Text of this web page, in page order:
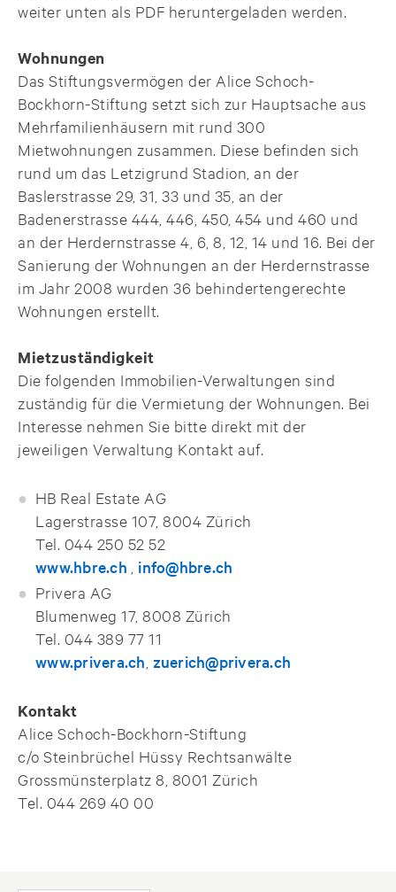
weiter unten als PDF heruntergeladen werden.
Wohnungen
Das Stiftungsvermögen der Alice Schoch-
Bockhorn-Stiftung setzt sich zur Hauptsache aus
Mehrfamilienhäusern mit rund 300
Mietwohnungen zusammen. Diese befinden sich
rund um das Letzigrund Stadion, an der
Baslerstrasse 29, 31, 33 und 35, an der
Badenerstrasse 444, 446, 450, 454 und 460 und
an der Herdernstrasse 4, 6, 8, 12, 14 und 16. Bei der
Sanierung der Wohnungen an der Herdernstrasse
im Jahr 2008 wurden 36 behindertengerechte
Wohnungen erstellt.
Mietzuständigkeit
Die folgenden Immobilien-Verwaltungen sind
zuständig für die Vermietung der Wohnungen. Bei
Interesse nehmen Sie bitte direkt mit der
jeweiligen Verwaltung Kontakt auf.
HB Real Estate AG
Lagerstrasse 107, 8004 Zürich
Tel. 044 250 52 52
www.hbre.ch
info@hbre.ch
Privera AG
Blumenweg 17, 8008 Zürich
Tel. 044 389 77 11
www.privera.ch zuerich@privera.ch
Kontakt
Alice Schoch-Bockhorn-Stiftung
c/o Steinbrüchel Hüssy Rechtsanwälte
Grossmünsterplatz 8, 8001 Zürich
Tel. 044 269 40 00